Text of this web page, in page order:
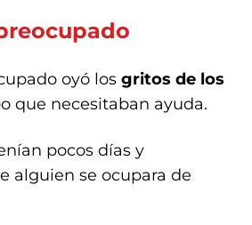
oyó los gritos de los
que necesitaban ayuda.
pocos días y
alguien se ocupara de